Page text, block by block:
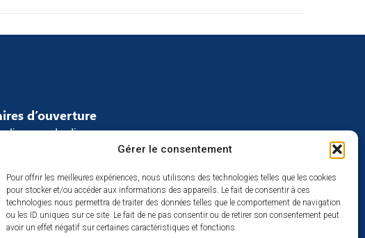
Gérer le consentement
Pour offrir les meilleures expériences, nous utilisons des technologies telles que les cookies
pour stocker et/ou accéder aux informations des appareils. Le fait de consentir à ces
technologies nous permettra de traiter des données telles que le comportement de navigation
ou les ID uniques sur ce site. Le fait de ne pas consentir ou de retirer son consentement peut
avoir un effet négatif sur certaines caractéristiques et fonctions.
d’ouverture
au vendredi :
8h30 à 12h
13h30 à 17h
presse